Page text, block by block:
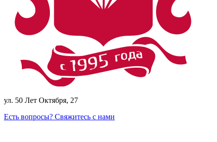
ул. 50 Лет Октября, 27
Есть вопросы? Свяжитесь с нами